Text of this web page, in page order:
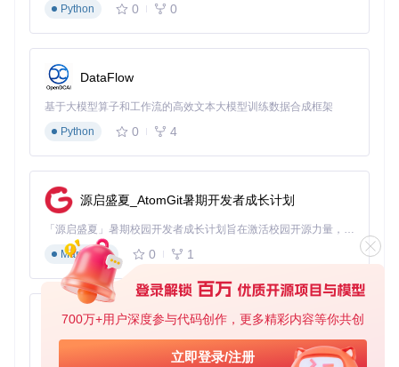
700万+用户深度参与代码创作，更多精彩内容等你共创
立即登录/注册
            retries +=
self
# ⚠️ 致命漏洞 2：一条道走到黑的死磕
# 如果是工具本身的 Bug，LLM 会拿着一模一样的参数，
raise TaskFailedException("Max retries exceeded"
看懂这套逻辑有多业余了吗？
官方所谓的容错，就是简单粗暴的
时，它把报错日志喂给大模型。如果报错信息很长（比如一段
几千行的 Java 堆栈），它会瞬间把大模型的注意力机制完全
带偏。大模型会陷入一种“为了解决报错而解决报错”的幻觉
Python
0 0
DataFlow
基于大模型算子和工作流的高效文本大模型训练数据合成框架
Python
0 4
源启盛夏_AtomGit暑期开发者成长计划
「源启盛夏」暑期校园开发者成长计划旨在激活校园开源力量，通过积分激励、认证扶持、资源倾斜等形式，引导高校组织和开发者完成「入驻 — 建项目 — 做贡献 — 获认证 — 得资源」的完整闭环。无论你是想带领社团入驻平台的组织者，还是希望用代码贡献证明自己的开发者，都能在这里找到属于你的成长路径。
Markdown
0 1
py-xiaozhi
基于Python的Xiaozhi AI，适用于想要完整Xiaozhi体验而无需拥有专用硬件的用户。